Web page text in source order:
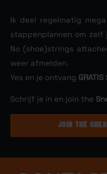
Ik deel regelmatig
stappenplannen om zelf
No (shoe)strings
weer afmelden.
Yes en je ontvang GRATIS
Schrijf je in en join the
JOIN THE